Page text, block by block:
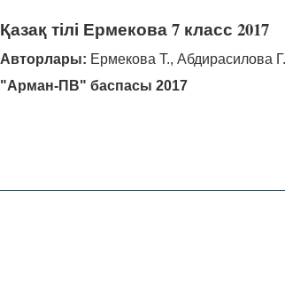
Қазақ тілі Ермекова 7 класс 2017
Авторлары: Ермекова Т., Абдирасилова
"Арман-ПВ" баспасы 2017